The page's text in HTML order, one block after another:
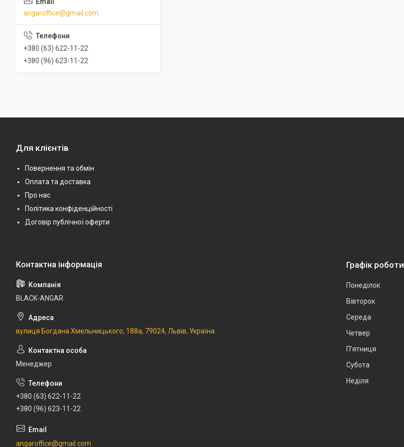
angaroffice@gmail.com
+380 (63) 622-11-22
+380 (96) 623-11-22
Для клієнтів
Повернення та обмін
Оплата та доставка
Про нас
Політика конфіденційності
Договір публічної оферти
BLACK-ANGAR
вулиця Богдана Хмельницького, 188а, 79024, Львів, Україна
Менеджер
+380 (63) 622-11-22
+380 (96) 623-11-22
angaroffice@gmail.com
Графік роботи
Понеділок
Вівторок
Середа
Четвер
Пʼятниця
Субота
Неділя